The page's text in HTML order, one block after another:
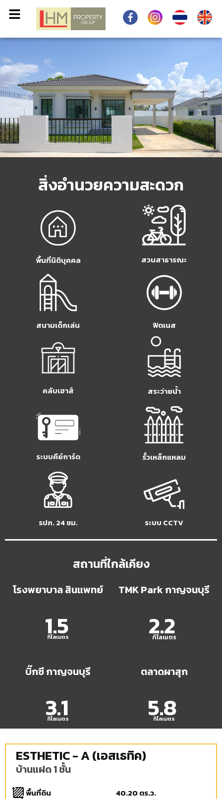
สิ่งอำนวยความสะดวก
พื้นที่นิติบุคคล สวนสาธารณะ
สนามเด็กเล่น ฟิตเนส
คลับเฮาส์ สระว่ายน้ำ
ระบบคีย์การ์ด รั้วเหล็กแหลม
รปภ. 24 ชม. ระบบ CCTV
สถานที่ใกล้เคียง​
โรงพยาบาล สินแพทย์
1.5
กิโลเมตร
TMK Park กาญจนบุรี
2.2
กิโลเมตร
บิ๊กซี กาญจนบุรี​
3.1
กิโลเมตร
ตลาดผาสุก
5.8
กิโลเมตร
ESTHETIC - A (เอสเธทิค)
บ้านแฝด 1 ชั้น
พื้นที่ดิน
40.20 ตร.ว.